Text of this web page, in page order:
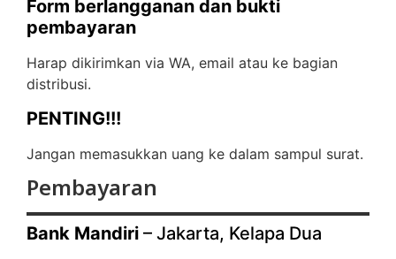
Form berlangganan dan bukti
pembayaran
Harap dikirimkan via WA, email atau ke bagian
distribusi.
PENTING!!!
Jangan memasukkan uang ke dalam sampul surat.
Pembayaran
Bank Mandiri – Jakarta, Kelapa Dua